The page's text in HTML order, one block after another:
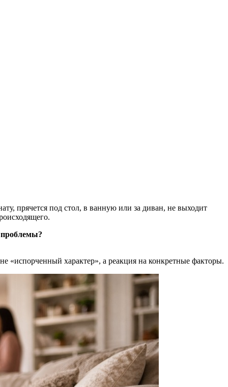
прячется под стол, в ванную или за диван, не выходит
проблемы?
«испорченный характер», а реакция на конкретные факторы.